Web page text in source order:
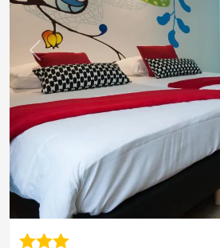
Zurück